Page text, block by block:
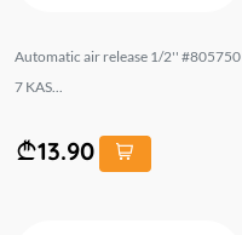
Automatic air release 1/2'' #805750
7 KAS...
13.90